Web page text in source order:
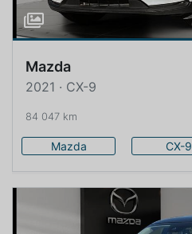
Mazda
2021 · CX-9
84 047 km
Mazda CX-9